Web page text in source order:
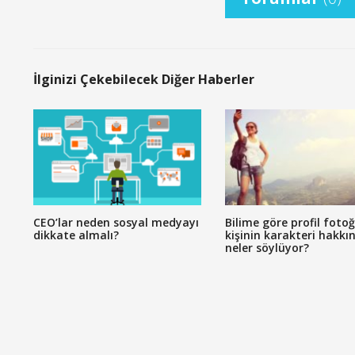
İlginizi Çekebilecek Diğer Haberler
CEO’lar neden sosyal medyayı
dikkate almalı?
Bilime göre profil
kişinin karakteri
neler söylüyor?